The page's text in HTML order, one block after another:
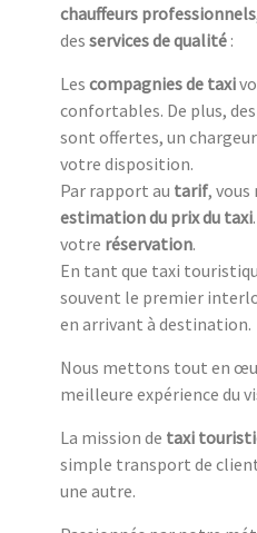
chauffeurs professionnels
des services de qualité :
Les compagnies de taxi
confortables. De plus,
sont offertes, un
votre disposition.
Par rapport au tarif, vous
estimation du prix du taxi
votre réservation.
En tant que taxi
souvent le premier
en arrivant à destination.
Nous mettons tout en
meilleure expérience du
La mission de taxi
simple transport de
une autre.